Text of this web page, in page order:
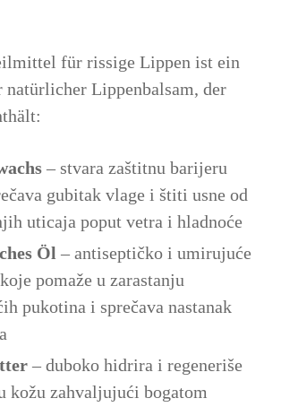
für rissige Lippen ist ein
natürlicher Lippenbalsam, der
– stvara zaštitnu barijeru
gubitak vlage i štiti usne od
uticaja poput vetra i hladnoće
Öl – antiseptičko i umirujuće
pomaže u zarastanju
pukotina i sprečava nastanak
– duboko hidrira i regeneriše
kožu zahvaljujući bogatom